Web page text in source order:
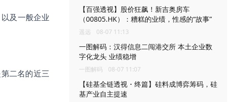
及一般企业
二名的近三
【百强透视】股价狂飙！新吉奥房车
（00805.HK）：糟糕的业绩，性感的“故事”
遥远 08-07 11:13
一图解码：汉得信息二闯港交所 本土企业数
字化龙头 业绩稳增
一图解码 08-07 11:07
【硅基全链透视・终篇】硅料成博弈筹码，硅
基产业自主提速